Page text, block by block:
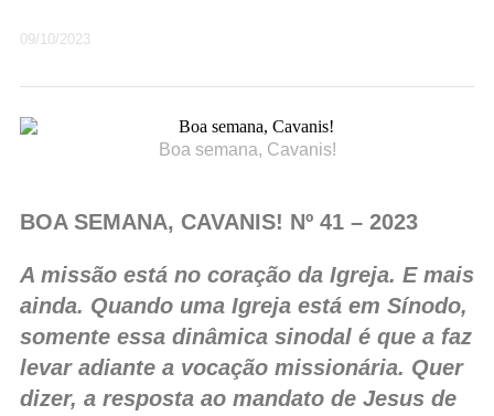
09/10/2023
Boa semana, Cavanis!
BOA SEMANA, CAVANIS! Nº 41 – 2023
A missão está no coração da Igreja. E mais
ainda. Quando uma Igreja está em Sínodo,
somente essa dinâmica sinodal é que a faz
levar adiante a vocação missionária. Quer
dizer, a resposta ao mandato de Jesus de